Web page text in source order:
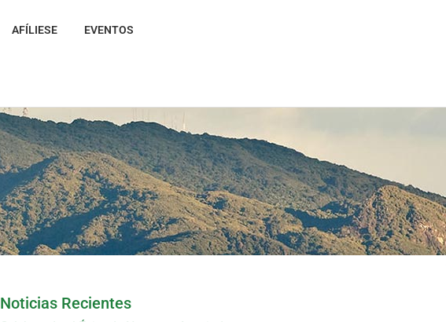
AFÍLIESE EVENTOS
Noticias Recientes